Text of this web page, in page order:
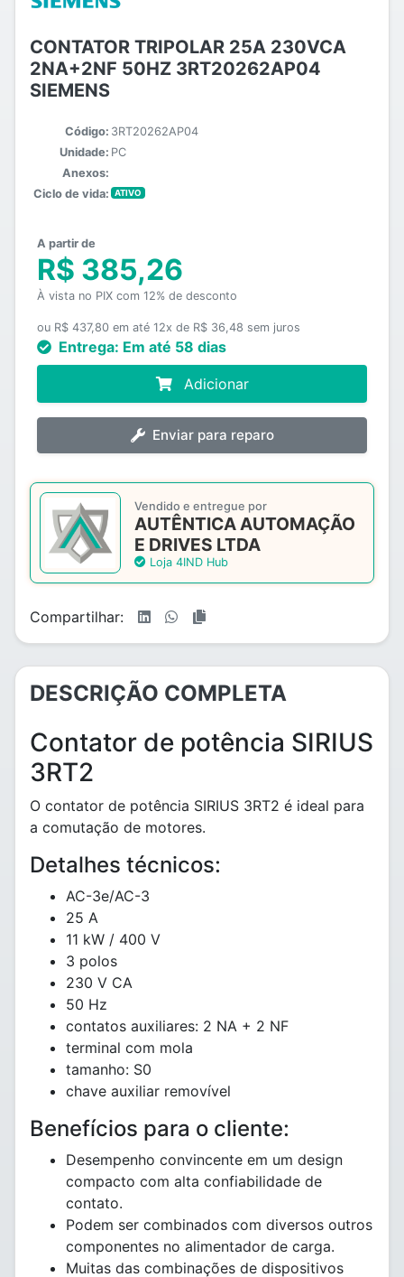
CONTATOR TRIPOLAR 25A 230VCA
2NA+2NF 50HZ 3RT20262AP04
SIEMENS
Código: 3RT20262AP04
Unidade: PC
Anexos:
Ciclo de vida:
ATIVO
A partir de
R$ 385,26
À vista no PIX com 12% de desconto
ou R$ 437,80 em até 12x de R$ 36,48 sem juros
Entrega: Em até 58 dias
Adicionar
Enviar para reparo
Vendido e entregue por
AUTÊNTICA AUTOMAÇÃO
E DRIVES LTDA
Loja 4IND Hub
Compartilhar:
DESCRIÇÃO COMPLETA
Contator de potência SIRIUS
3RT2
O contator de potência SIRIUS 3RT2 é ideal para
a comutação de motores.
Detalhes técnicos:
AC-3e/AC-3
25 A
11 kW / 400 V
3 polos
230 V CA
50 Hz
contatos auxiliares: 2 NA + 2 NF
terminal com mola
tamanho: S0
chave auxiliar removível
Benefícios para o cliente:
Desempenho convincente em um design
compacto com alta confiabilidade de
contato.
Podem ser combinados com diversos outros
componentes no alimentador de carga.
Muitas das combinações de dispositivos